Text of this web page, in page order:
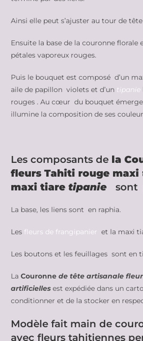
Ainsi elle peut s’ajuster au tour de
Ensuite la base de la couronne florale
pétales vaporeux rouges.
Puis le bouquet est composé d’un
aile de papillon violets et d’un tipanie
rouges . Au cœur du bouquet
illumine la composition de ses
Les composants de la
fleurs Tahiti rouge maxi
maxi tiare tipanie sont
La base, les liens sont en raphia.
Les fleurs de frangipanier et la maxi
Les boutons et les feuillages sont en
LaCouronnede tête artisanale
artificiellesest expédiée dans un
conditionner et de la stocker en
Modèle fait main de
avec fleurs tahitiennes